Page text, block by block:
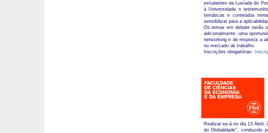
estudantes da Lusíada do
à Universidade o
temáticas e conteúdos
sensibilizar para a
Os temas em debate serão
adicionalmente, uma
networking e de resposta a
no mercado de trabalho.
Inscrições obrigatórias:
Realizar-se-á no dia 13
do Globalidade”,